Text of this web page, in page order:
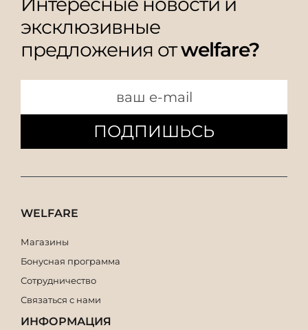
эксклюзивные
предложения отwelfare?
ПОДПИШЬСЬ
WELFARE
Магазины
Бонусная программа
Сотрудничество
Связаться с нами
ИНФОРМАЦИЯ